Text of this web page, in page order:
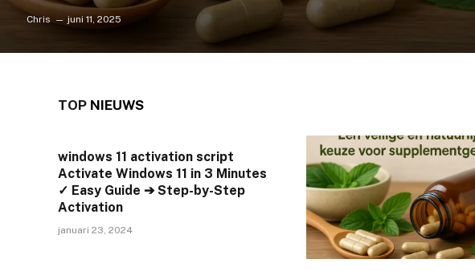
Chris juni 11, 2025
TOP NIEUWS
windows 11 activation script
Activate Windows 11 in 3 Minutes
✓ Easy Guide ➔ Step-by-Step
Activation
januari 23, 2024